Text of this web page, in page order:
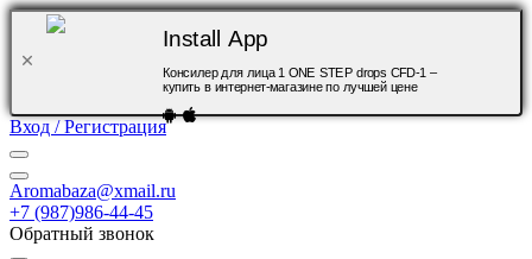
Install App
Консилер для лица 1 ONE STEP drops CFD-1 –
купить в интернет-магазине по лучшей цене
Вход / Регистрация
Aromabaza@xmail.ru
+7 (987)986-44-45
Обратный звонок